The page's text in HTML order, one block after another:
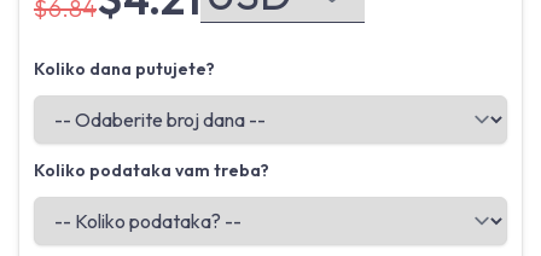
$6.84
Koliko dana putujete?
Koliko podataka vam treba?